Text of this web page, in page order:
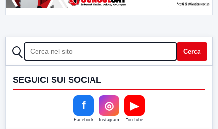
CERCA Cerca
SEGUICI SUI SOCIAL
f
Facebook
◎
Instagram
▶
YouTube